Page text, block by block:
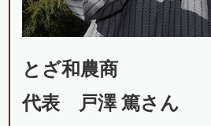
とざ和農商
代表 戸澤 篤さん